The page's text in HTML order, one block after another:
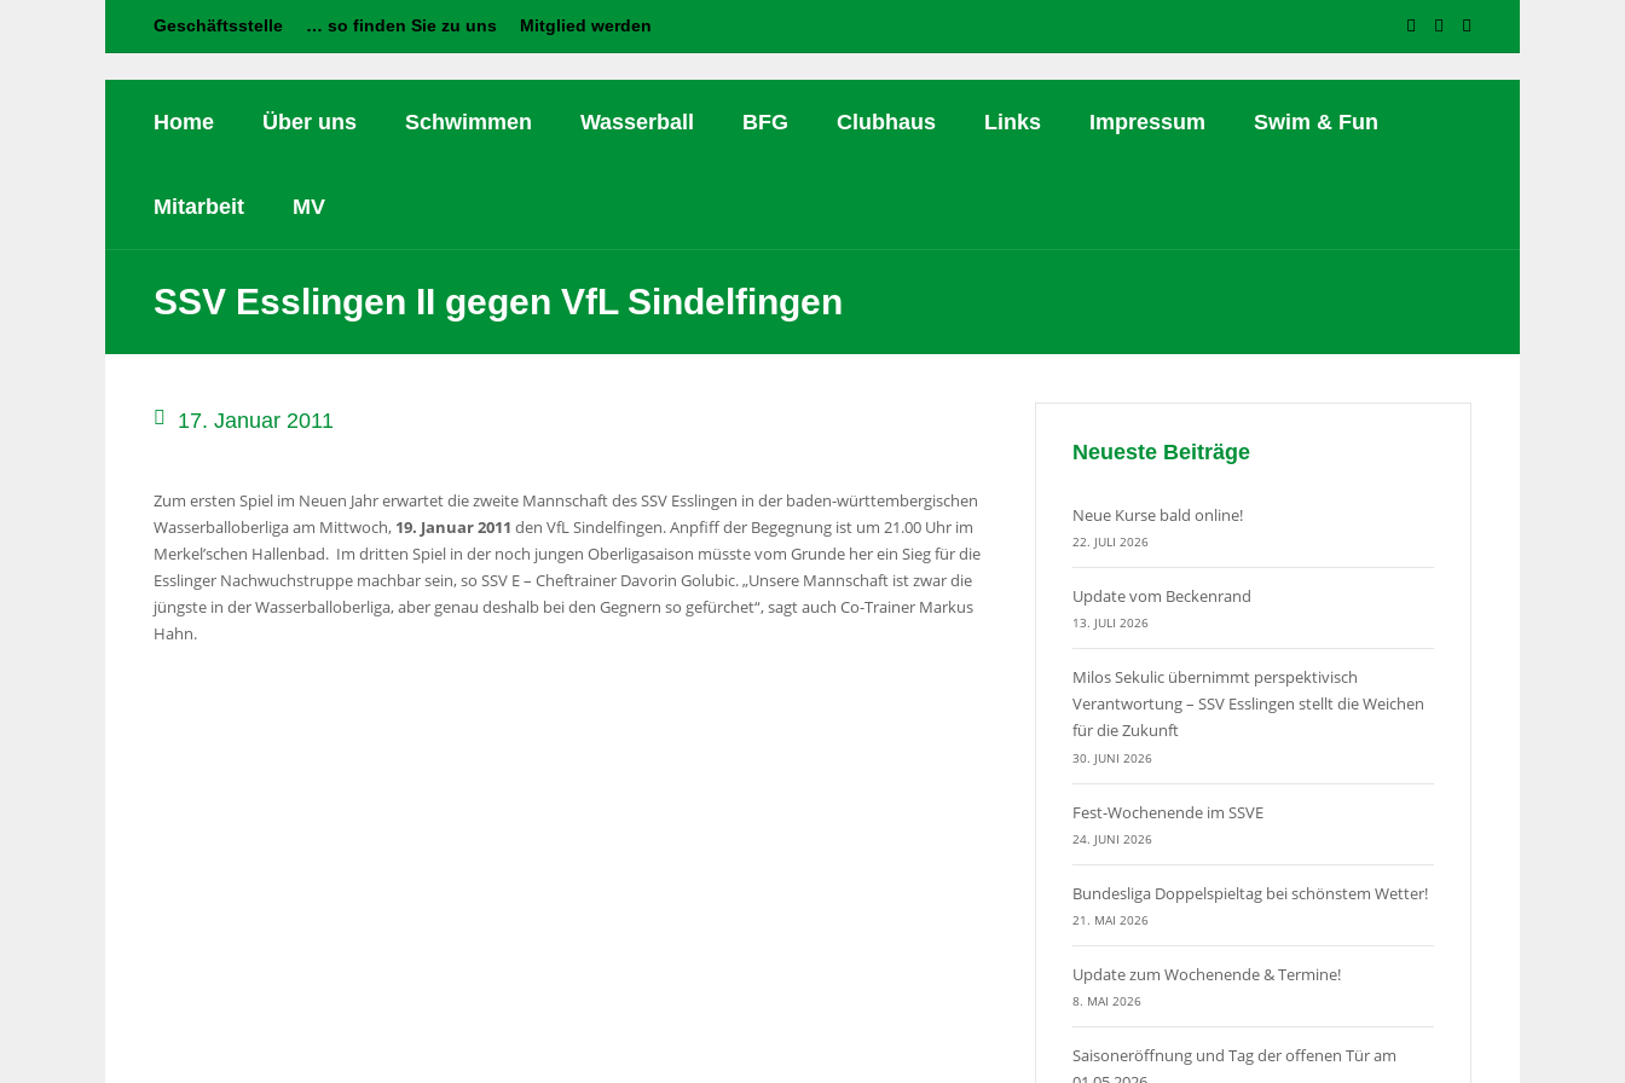
Geschäftsstelle … so finden Sie zu uns Mitglied werden
Home Über uns Schwimmen Wasserball BFG Clubhaus Links Impressum Swim & Fun
Mitarbeit MV
SSV Esslingen II gegen VfL Sindelfingen
17. Januar 2011
Zum ersten Spiel im Neuen Jahr erwartet die zweite Mannschaft des SSV Esslingen in der baden-württembergischen
Wasserballoberliga am Mittwoch, 19. Januar 2011 den VfL Sindelfingen. Anpfiff der Begegnung ist um 21.00 Uhr im
Merkel’schen Hallenbad. Im dritten Spiel in der noch jungen Oberligasaison müsste vom Grunde her ein Sieg für die
Esslinger Nachwuchstruppe machbar sein, so SSV E – Cheftrainer Davorin Golubic. „Unsere Mannschaft ist zwar die
jüngste in der Wasserballoberliga, aber genau deshalb bei den Gegnern so gefürchet“, sagt auch Co-Trainer Markus
Hahn.
Neueste Beiträge
Neue Kurse bald online!
22. JULI 2026
Update vom Beckenrand
13. JULI 2026
Milos Sekulic übernimmt perspektivisch
Verantwortung – SSV Esslingen stellt die Weichen
für die Zukunft
30. JUNI 2026
Fest-Wochenende im SSVE
24. JUNI 2026
Bundesliga Doppelspieltag bei schönstem Wetter!
21. MAI 2026
Update zum Wochenende & Termine!
8. MAI 2026
Saisoneröffnung und Tag der offenen Tür am